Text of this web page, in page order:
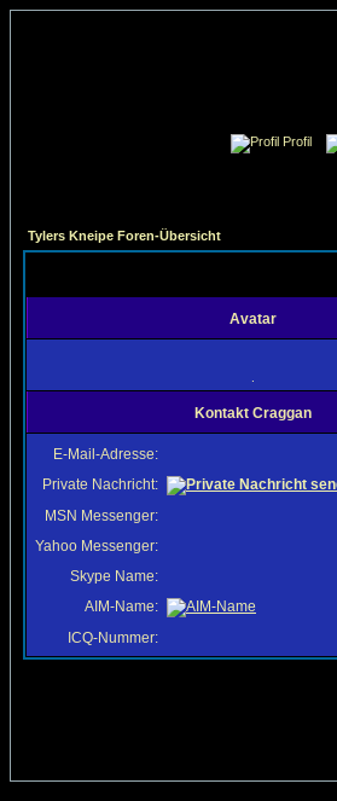
Profil
Tylers Kneipe Foren-Übersicht
Avatar
Kontakt Craggan
E-Mail-Adresse:
Private Nachricht:
MSN Messenger:
Yahoo Messenger:
Skype Name:
AIM-Name:
ICQ-Nummer: